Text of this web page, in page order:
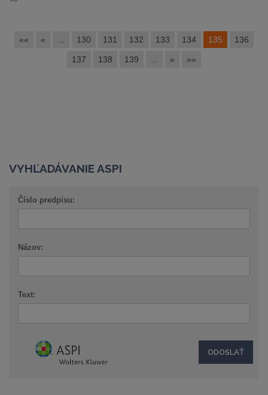
«« « 130 131 132 133 134 135 136
137 138 139 » »»
VYHĽADÁVANIE ASPI
Číslo predpisu:
Názov:
Text: